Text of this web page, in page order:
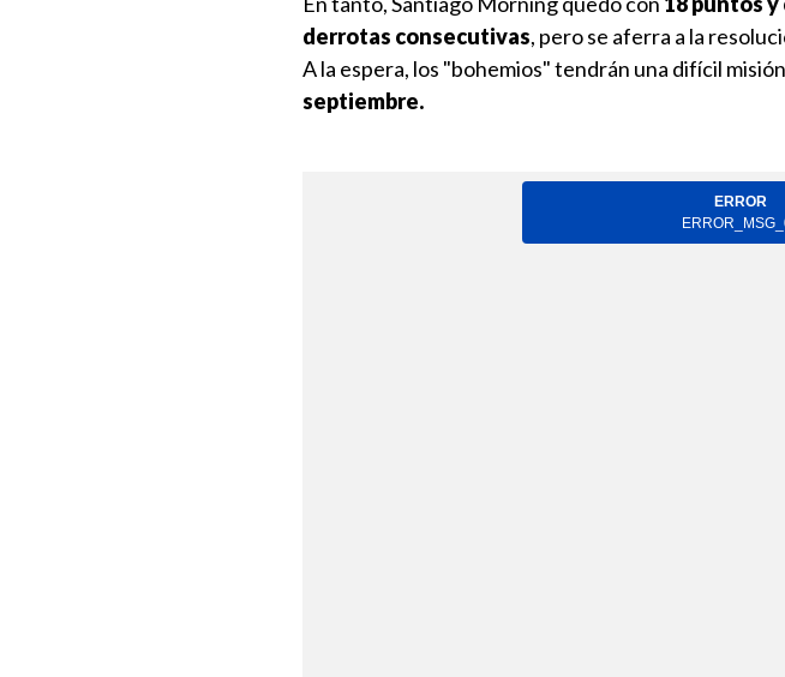
derrotas consecutivas, pero se aferra a la
A la espera, los "bohemios" tendrán una difícil
septiembre.